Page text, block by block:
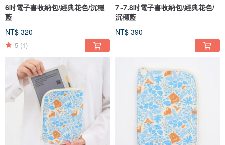
6吋電子書收納包/經典花色/沉穩
藍
NT$ 320
5 (1)
7~7.8吋電子書收納包/經典花色/
沉穩藍
NT$ 390